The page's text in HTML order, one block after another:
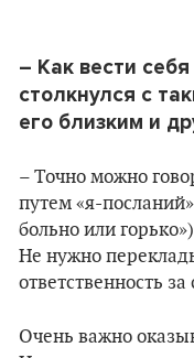
– Как вести
столкнулся с
его близким и
– Точно можно
путем «я-
больно или
Не нужно
ответственность за
Очень важно